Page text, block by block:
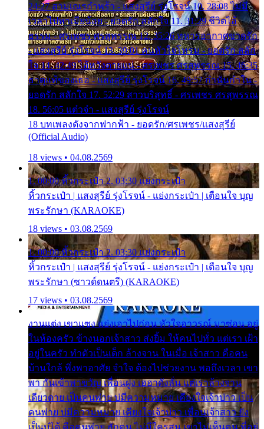
24:27 สามเณรกำพร้า - แสงสุรีย์ รุ่งโรจน์ 10. 28:08 ไม่มี
เวลาไปหาเมียน้อย - ยอดรัก สลักใจ 11. 31:29 ชีวิตไอ้
ธรรม - ศรเพชร ศรสุพรรณ 12. 35:26 ทหารอากาศขาดรัก
- แสงสุรีย์ รุ่งโรจน์ 13. 39:01 คนหัวใจโทรม - ยอดรัก สลัก
ใจ 14. 42:49 ไอ้หวังตายแน่ - ศรเพชร ศรสุพรรณ 15. 46:35
ธาตุแท้ของเธอ - แสงสุรีย์ รุ่งโรจน์ 16. 49:57 กำนันกำใน -
ยอดรัก สลักใจ 17. 52:29 สาวบริสุทธิ์ - ศรเพชร ศรสุพรรณ
18. 56:05 แต๋วจ๋า - แสงสุรีย์ รุ่งโรจน์
18 บทเพลงดังจากฟากฟ้า - ยอดรัก/ศรเพชร/แสงสุรีย์
(Official Audio)
18 views • 04.08.2569
1. 00:00 หิ้วกระเป๋า 2. 03:30 แย่งกระเป๋า
หิ้วกระเป๋า | แสงสุรีย์ รุ่งโรจน์ - แย่งกระเป๋า | เตือนใจ บุญ
พระรักษา (KARAOKE)
18 views • 03.08.2569
1. 00:00 หิ้วกระเป๋า 2. 03:30 แย่งกระเป๋า
หิ้วกระเป๋า | แสงสุรีย์ รุ่งโรจน์ - แย่งกระเป๋า | เตือนใจ บุญ
พระรักษา (ซาวด์ดนตรี) (KARAOKE)
17 views • 03.08.2569
งานแต่ง เขาแซง แย่งเอาไปก่อน หัวใจอาวรณ์ มาซ่อน อยู่
ในห้องครัว ข้างนอกเจ้าสาว ส่งยิ้ม ให้คนไปทั่ว แต่เรา เฝ้า
อยู่ในครัว ทำตัวเป็นเด็ก ล้างจาน ในเมื่อ เจ้าสาว คือคน
บ้านใกล้ พึ่งพาอาศัย จำใจ ต้องไปช่วยงาน พอถึงเวลา เขา
พา กันเข้าพาขวัญ เพื่อนฝูง เฮฮาดังลั่น แต่เราล้างจาน
เดียวดาย เป็นคนพ่าย บ่มีความหมาย เคียงใจเจ้าบ่าว เป็น
คนพ่าย บ่มีความหมาย เคียงใจเจ้าบ่าว เพื่อนเจ้าสาว ยัง
เป็นบ่ได้ คือคนพ่าย ฮักคน ไม่มีใครสน เขาไม่เห็นคน ที่อยู่